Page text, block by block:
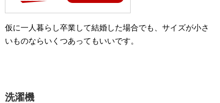
仮に一人暮らし卒業して結婚した場合でも、サイズが小さ
いものならいくつあってもいいです。
洗濯機